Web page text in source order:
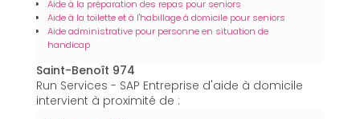
Aide à la préparation des repas pour seniors
Aide à la toilette et à l'habillage à domicile pour seniors
Aide administrative pour personne en situation de
handicap
Saint-Benoît 974
Run Services - SAP Entreprise d'aide à domicile
intervient à proximité de :